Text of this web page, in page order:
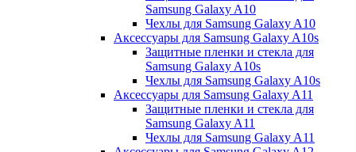
Samsung Galaxy A10
Чехлы для Samsung Galaxy A10
Аксессуары для Samsung Galaxy A10s
Защитные пленки и стекла для
Samsung Galaxy A10s
Чехлы для Samsung Galaxy A10s
Аксессуары для Samsung Galaxy A11
Защитные пленки и стекла для
Samsung Galaxy A11
Чехлы для Samsung Galaxy A11